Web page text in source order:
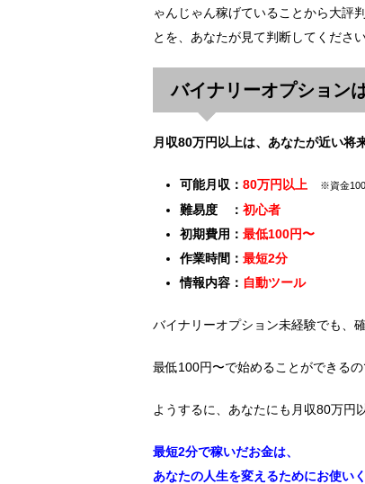
ゃんじゃん稼げていることから大評
とを、あなたが見て判断してください
バイナリーオプション
月収80万円以上は、あなたが近い将
可能月収： 80万円以上 ※資金
難易度 ： 初心者
初期費用： 最低100円〜
作業時間： 最短2分
情報内容： 自動ツール
バイナリーオプション未経験でも、
最低100円〜で始めることができる
ようするに、あなたにも月収80万円
最短2分で稼いだお金は、
あなたの人生を変えるためにお使いく